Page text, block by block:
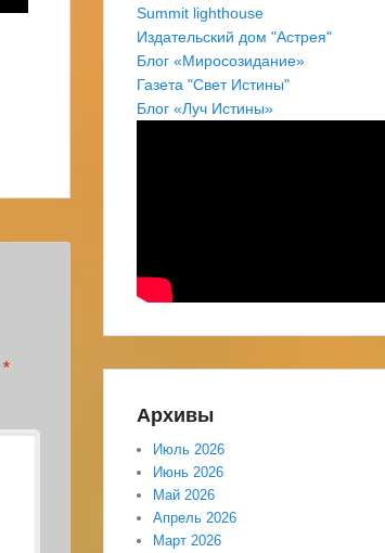
*
Summit lighthouse
Издательский дом "Астрея"
Блог «Миросозидание»
Газета "Свет Истины"
Блог «Луч Истины»
Архивы
Июль 2026
Июнь 2026
Май 2026
Апрель 2026
Март 2026